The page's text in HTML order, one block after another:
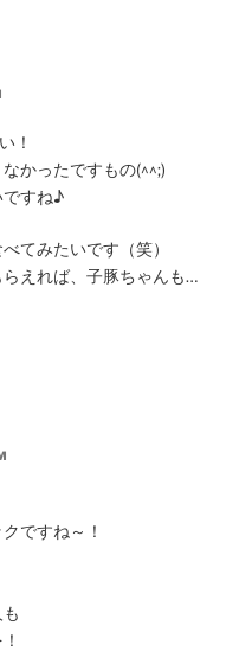
！
かったですもの(^^;)
ですね♪
てみたいです（笑）
えれば、子豚ちゃんも…
ですね～！